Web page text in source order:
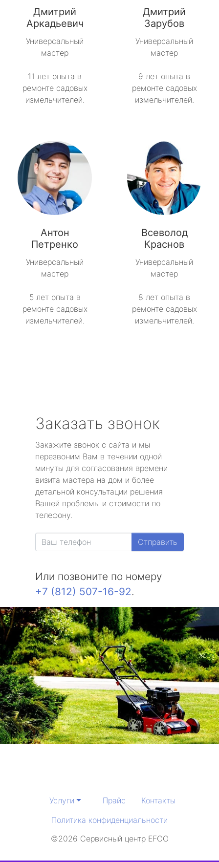
Советский
Тайцы
Толмачёво
Фёдоровское
Форносово
Янино-1
Дмитрий
Аркадьевич
Универсальный
мастер
11 лет опыта в
ремонте садовых
измельчителей.
Дмитрий
Зарубов
Универсальный
мастер
9 лет опыта в
ремонте садовых
измельчителей.
Антон
Петренко
Универсальный
мастер
5 лет опыта в
ремонте садовых
измельчителей.
Всеволод
Краснов
Универсальный
мастер
8 лет опыта в
ремонте садовых
измельчителей.
Заказать звонок
Закажите звонок с сайта и мы
перезвоним Вам в течении одной
минуты для согласования времени
визита мастера на дом и более
детальной консультации решения
Вашей проблемы и стоимости по
телефону.
Отправить
Или позвоните по номеру
+7 (812) 507-16-92.
Услуги Прайс
Контакты
Политика конфиденциальности
©2026 Сервисный центр EFCO